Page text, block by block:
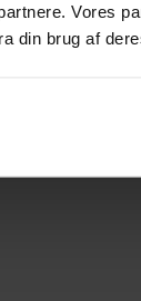
Vores
din brug af